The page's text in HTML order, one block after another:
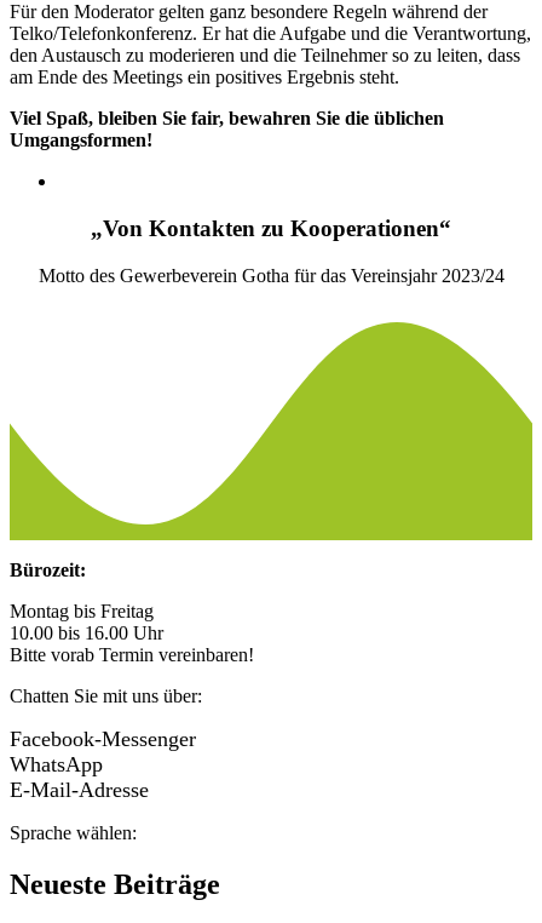
Für den Moderator gelten ganz besondere Regeln während der
Telko/Telefonkonferenz. Er hat die Aufgabe und die Verantwortung,
den Austausch zu moderieren und die Teilnehmer so zu leiten, dass
am Ende des Meetings ein positives Ergebnis steht.
Viel Spaß, bleiben Sie fair, bewahren Sie die üblichen
Umgangsformen!
„Von Kontakten zu Kooperationen“
Motto des Gewerbeverein Gotha für das Vereinsjahr 2023/24
Bürozeit:
Montag bis Freitag
10.00 bis 16.00 Uhr
Bitte vorab Termin vereinbaren!
Chatten Sie mit uns über:
Facebook-Messenger
WhatsApp
E-Mail-Adresse
Sprache wählen:
Neueste Beiträge